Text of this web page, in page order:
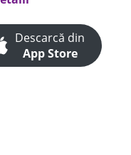
Descarcă din
App Store